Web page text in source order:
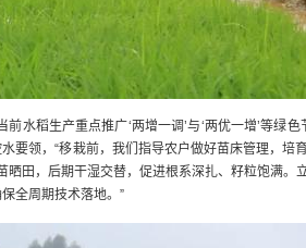
稻生产重点推广‘两增一调’与‘两优一增’等绿色
要领，“移栽前，我们指导农户做好苗床管理，培
田，后期干湿交替，促进根系深扎、籽粒饱满。
全周期技术落地。”